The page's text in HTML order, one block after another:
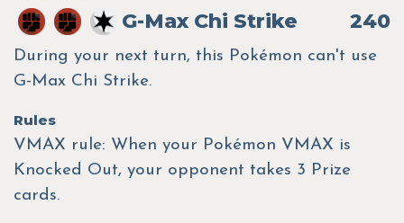
G-Max Chi Strike 240
During your next turn, this Pokémon can't use
G-Max Chi Strike.
Rules
VMAX rule: When your Pokémon VMAX is
Knocked Out, your opponent takes 3 Prize
cards.